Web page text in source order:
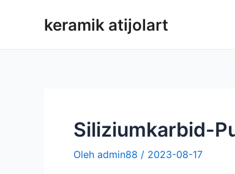
keramik atijolart
Siliziumkarbid-
Oleh admin88 / 2023-08-17